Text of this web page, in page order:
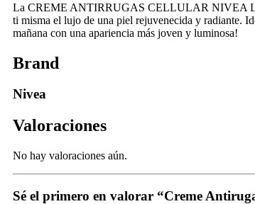
La CREME ANTIRRUGAS CELLULAR NIVEA
ti misma el lujo de una piel rejuvenecida y radiante.
mañana con una apariencia más joven y luminosa!
Brand
Nivea
Valoraciones
No hay valoraciones aún.
Sé el primero en valorar “Creme